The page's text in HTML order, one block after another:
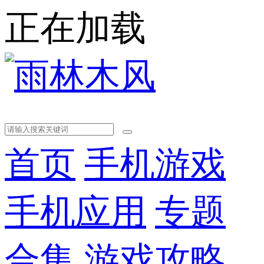
正在加载
首页 手机游戏
手机应用 专题